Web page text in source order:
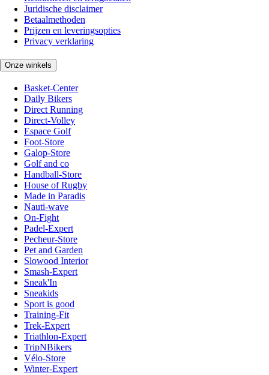
Juridische disclaimer
Betaalmethoden
Prijzen en leveringsopties
Privacy verklaring
Onze winkels
Basket-Center
Daily Bikers
Direct Running
Direct-Volley
Espace Golf
Foot-Store
Galop-Store
Golf and co
Handball-Store
House of Rugby
Made in Paradis
Nauti-wave
On-Fight
Padel-Expert
Pecheur-Store
Pet and Garden
Slowood Interior
Smash-Expert
Sneak'In
Sneakids
Sport is good
Training-Fit
Trek-Expert
Triathlon-Expert
TripNBikers
Vélo-Store
Winter-Expert